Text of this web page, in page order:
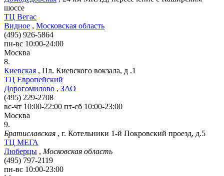
шоссе
ТЦ Вегас
Видное , Московская область
(495) 926-5864
пн-вс 10:00-24:00
Москва
8.
Киевская , Пл. Киевского вокзала, д .1
ТЦ Европейский
Дорогомилово , ЗАО
(495) 229-2708
вс-чт 10:00-22:00 пт-сб 10:00-23:00
Москва
9.
Братиславская , г. Котельники 1-й Покровский проезд, д.5
ТЦ МЕГА
Люберцы , Московская область
(495) 797-2119
пн-вс 10:00-23:00